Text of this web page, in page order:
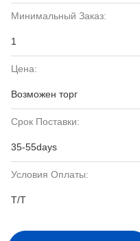
Минимальный Заказ:
1
Цена:
Возможен торг
Срок Поставки:
35-55days
Условия Оплаты:
Т/Т